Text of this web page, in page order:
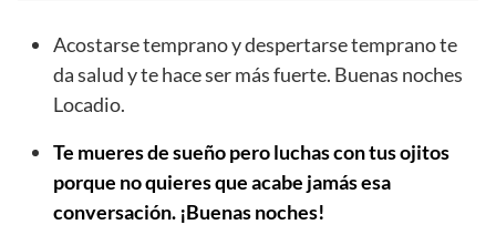
Acostarse temprano y despertarse temprano te
da salud y te hace ser más fuerte. Buenas noches
Locadio.
Te mueres de sueño pero luchas con tus ojitos
porque no quieres que acabe jamás esa
conversación. ¡Buenas noches!